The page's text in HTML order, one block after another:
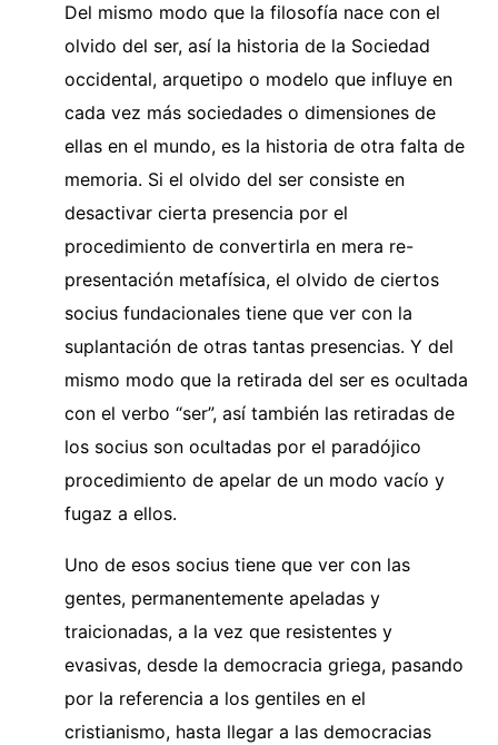
Del mismo modo que la filosofía nace con el
olvido del ser, así la historia de la Sociedad
occidental, arquetipo o modelo que influye en
cada vez más sociedades o dimensiones de
ellas en el mundo, es la historia de otra falta de
memoria. Si el olvido del ser consiste en
desactivar cierta presencia por el
procedimiento de convertirla en mera re-
presentación metafísica, el olvido de ciertos
socius fundacionales tiene que ver con la
suplantación de otras tantas presencias. Y del
mismo modo que la retirada del ser es ocultada
con el verbo “ser”, así también las retiradas de
los socius son ocultadas por el paradójico
procedimiento de apelar de un modo vacío y
fugaz a ellos.
Uno de esos socius tiene que ver con las
gentes, permanentemente apeladas y
traicionadas, a la vez que resistentes y
evasivas, desde la democracia griega, pasando
por la referencia a los gentiles en el
cristianismo, hasta llegar a las democracias